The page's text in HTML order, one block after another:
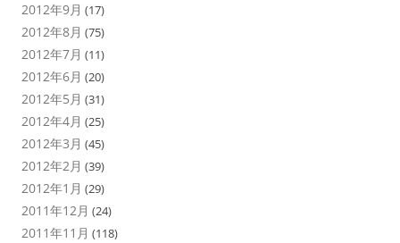
2012年9月 (17)
2012年8月 (75)
2012年7月 (11)
2012年6月 (20)
2012年5月 (31)
2012年4月 (25)
2012年3月 (45)
2012年2月 (39)
2012年1月 (29)
2011年12月 (24)
2011年11月 (118)